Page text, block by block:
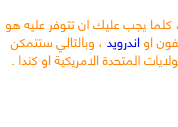
يجب عليك ان تتوفر عليه هو
اواندرويد، وبالتالي ستتمكن
المتحدة الامريكية او كندا .